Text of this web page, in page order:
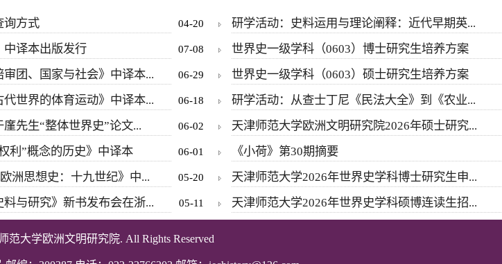
询方式 04-20
中译本出版发行 07-08
审团、国家与社会》中译本... 06-29
世界的体育运动》中译本... 06-18
先生“整体世界史”论文... 06-02
利”概念的历史》中译本 06-01
洲思想史：十九世纪》中... 05-20
料与研究》新书发布会在浙... 05-11
研学活动：史料运用与理论阐释：近代早期英...
世界史一级学科（0603）博士研究生培养方案
世界史一级学科（0603）硕士研究生培养方案
研学活动：从查士丁尼《民法大全》到《农业...
天津师范大学欧洲文明研究院2026年硕士研究...
《小荷》第30期摘要
天津师范大学2026年世界史学科博士研究生申...
天津师范大学2026年世界史学科硕博连读生招...
范大学欧洲文明研究院. All Rights Reserved